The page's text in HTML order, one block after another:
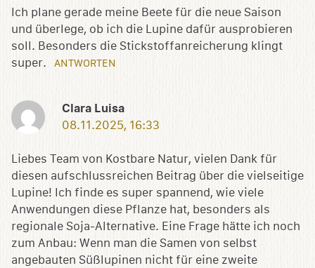
Ich plane gerade meine Beete für die neue Saison
und überlege, ob ich die Lupine dafür ausprobieren
soll. Besonders die Stickstoffanreicherung klingt
super.
ANTWORTEN
Clara Luisa
08.11.2025, 16:33
Liebes Team von Kostbare Natur, vielen Dank für
diesen aufschlussreichen Beitrag über die vielseitige
Lupine! Ich finde es super spannend, wie viele
Anwendungen diese Pflanze hat, besonders als
regionale Soja-Alternative. Eine Frage hätte ich noch
zum Anbau: Wenn man die Samen von selbst
angebauten Süßlupinen nicht für eine zweite